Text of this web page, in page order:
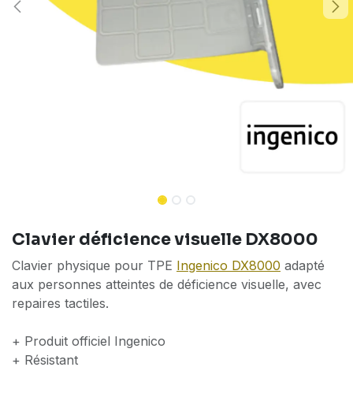
Clavier déficience visuelle DX8000
Clavier physique pour TPE Ingenico DX8000 adapté
aux personnes atteintes de déficience visuelle, avec
repaires tactiles.
+ Produit officiel Ingenico
+ Résistant